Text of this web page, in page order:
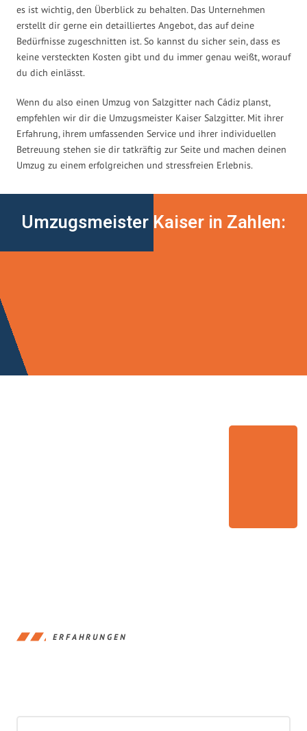
es ist wichtig, den Überblick zu behalten. Das Unternehmen
erstellt dir gerne ein detailliertes Angebot, das auf deine
Bedürfnisse zugeschnitten ist. So kannst du sicher sein, dass es
keine versteckten Kosten gibt und du immer genau weißt, worauf
du dich einlässt.
Wenn du also einen Umzug von Salzgitter nach Cádiz planst,
empfehlen wir dir die Umzugsmeister Kaiser Salzgitter. Mit ihrer
Erfahrung, ihrem umfassenden Service und ihrer individuellen
Betreuung stehen sie dir tatkräftig zur Seite und machen deinen
Umzug zu einem erfolgreichen und stressfreien Erlebnis.
Umzugsmeister Kaiser in Zahlen:
ERFAHRUNGEN